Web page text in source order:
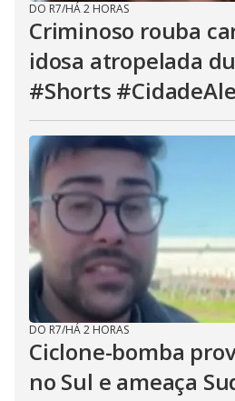
DO R7/HÁ 2 HORAS
Criminoso rouba
idosa atropelada
#Shorts
DO R7/HÁ 2 HORAS
Ciclone-bomba
no Sul e ameaça